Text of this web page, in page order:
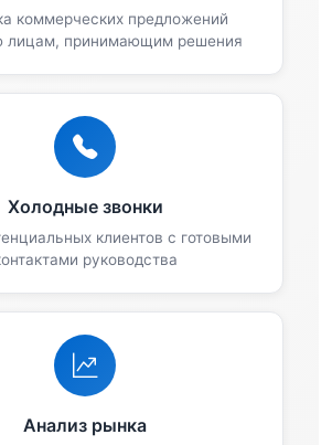
коммерческих предложений
лицам, принимающим решения
Холодные звонки
клиентов с готовыми
руководства
Анализ рынка